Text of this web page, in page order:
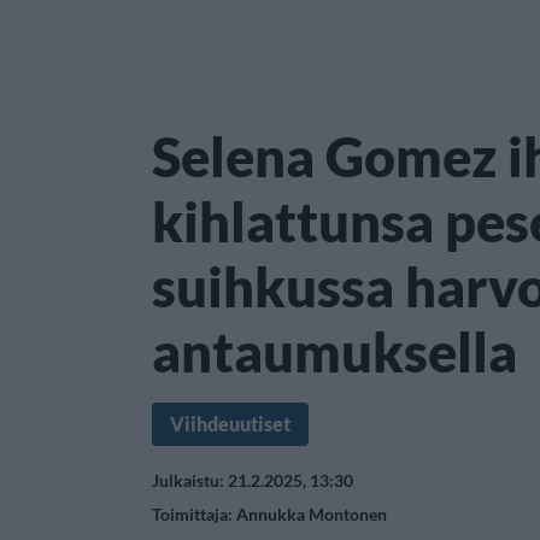
Selena Gomez
kihlattunsa
suihkussa
antaumuksella
Viihdeuutiset
Julkaistu: 21.2.2025, 13:30
Toimittaja: Annukka Montonen